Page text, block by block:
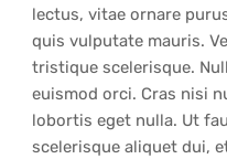
lectus, vitae ornare
quis vulputate mauris.
tristique scelerisque.
euismod orci. Cras nisi
lobortis eget nulla. Ut
scelerisque aliquet dui,